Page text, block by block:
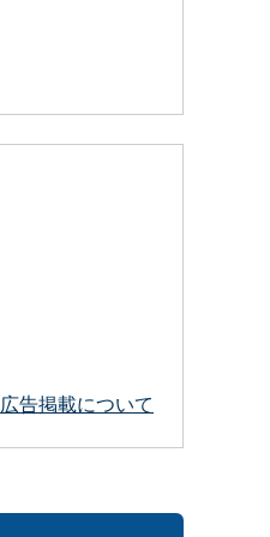
広告掲載について